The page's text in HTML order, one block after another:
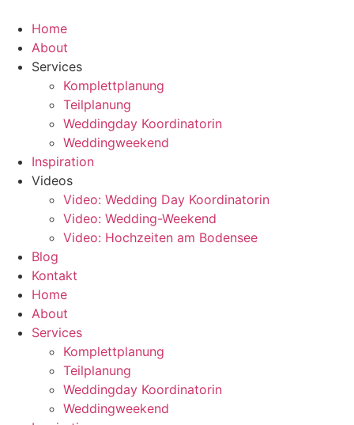
Inhalt
springen
Home
About
Services
Komplettplanung
Teilplanung
Weddingday Koordinatorin
Weddingweekend
Inspiration
Videos
Video: Wedding Day Koordinatorin
Video: Wedding-Weekend
Video: Hochzeiten am Bodensee
Blog
Kontakt
Home
About
Services
Komplettplanung
Teilplanung
Weddingday Koordinatorin
Weddingweekend